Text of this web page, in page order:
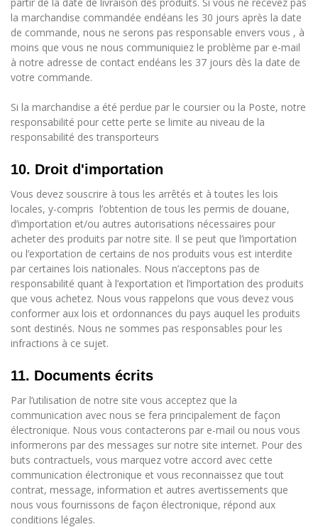
la marchandise commandée endéans les 30 jours après la date
de commande, nous ne serons pas responsable envers vous , à
moins que vous ne nous communiquiez le problème par e-mail
à notre adresse de contact endéans les 37 jours dès la date de
votre commande.
Si la marchandise a été perdue par le coursier ou la Poste, notre
responsabilité pour cette perte se limite au niveau de la
responsabilité des transporteurs
10. Droit d'importation
Vous devez souscrire à tous les arrêtés et à toutes les lois
locales, y-compris l’obtention de tous les permis de douane,
d’importation et/ou autres autorisations nécessaires pour
acheter des produits par notre site. Il se peut que l’importation
ou l’exportation de certains de nos produits vous est interdite
par certaines lois nationales. Nous n’acceptons pas de
responsabilité quant à l’exportation et l’importation des produits
que vous achetez. Nous vous rappelons que vous devez vous
conformer aux lois et ordonnances du pays auquel les produits
sont destinés. Nous ne sommes pas responsables pour les
infractions à ce sujet.
11. Documents écrits
Par l’utilisation de notre site vous acceptez que la
communication avec nous se fera principalement de façon
électronique. Nous vous contacterons par e-mail ou nous vous
informerons par des messages sur notre site internet. Pour des
buts contractuels, vous marquez votre accord avec cette
communication électronique et vous reconnaissez que tout
contrat, message, information et autres avertissements que
nous vous fournissons de façon électronique, répond aux
conditions légales.